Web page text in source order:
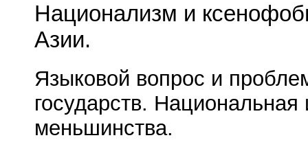
Национализм и
Азии.
Языковой вопрос и
государств. Национальная
меньшинства.